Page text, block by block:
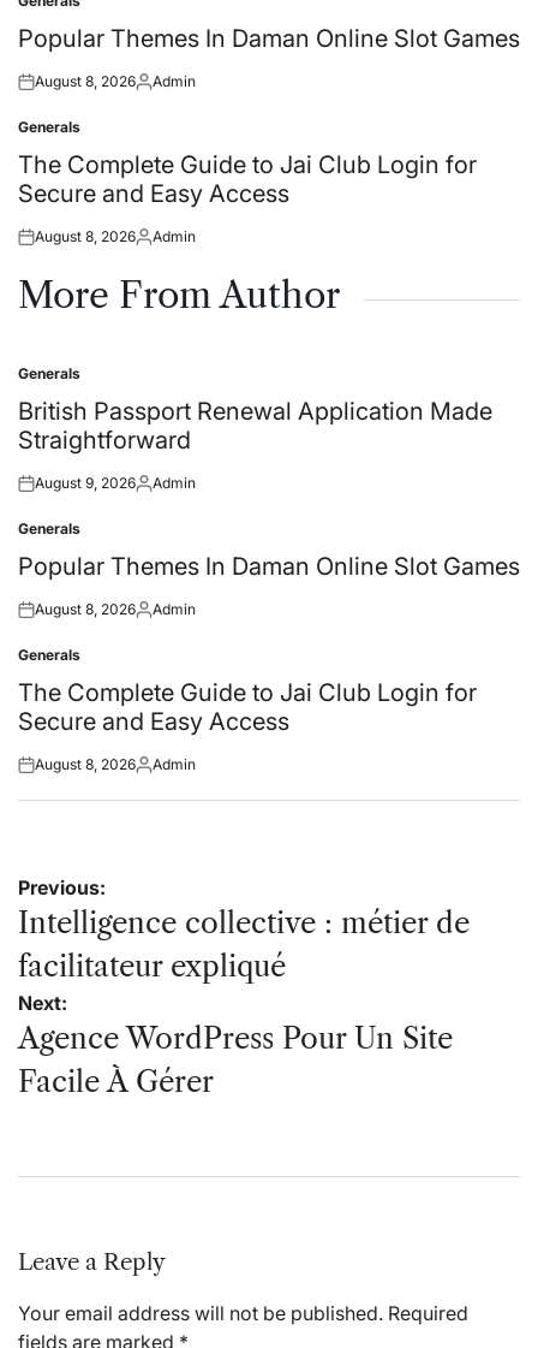
Posted
in
Popular Themes In Daman Online Slot Games
Posted
August 8, 2026Posted
Admin
Posted
in
Generals
The Complete Guide to Jai Club Login for
Secure and Easy Access
Posted
August 8, 2026Posted
Admin
More From Author
Posted
in
Generals
British Passport Renewal Application Made
Straightforward
Posted
August 9, 2026Posted
Admin
Posted
in
Generals
Popular Themes In Daman Online Slot Games
Posted
August 8, 2026Posted
Admin
Posted
in
Generals
The Complete Guide to Jai Club Login for
Secure and Easy Access
Posted
August 8, 2026Posted
Admin
Post
navigation
Previous:
Intelligence collective : métier de
facilitateur expliqué
Next:
Agence WordPress Pour Un Site
Facile À Gérer
Leave a Reply
Your email address will not be published. Required
fields are marked *